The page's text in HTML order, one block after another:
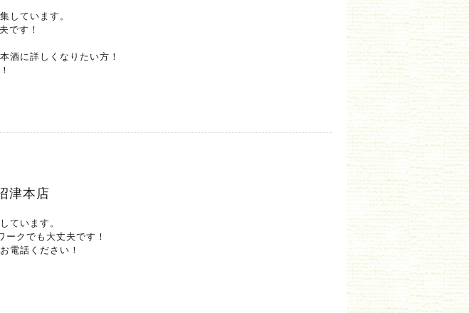
しています。
です！
酒に詳しくなりたい方！
津本店
ています。
クでも大丈夫です！
電話ください！